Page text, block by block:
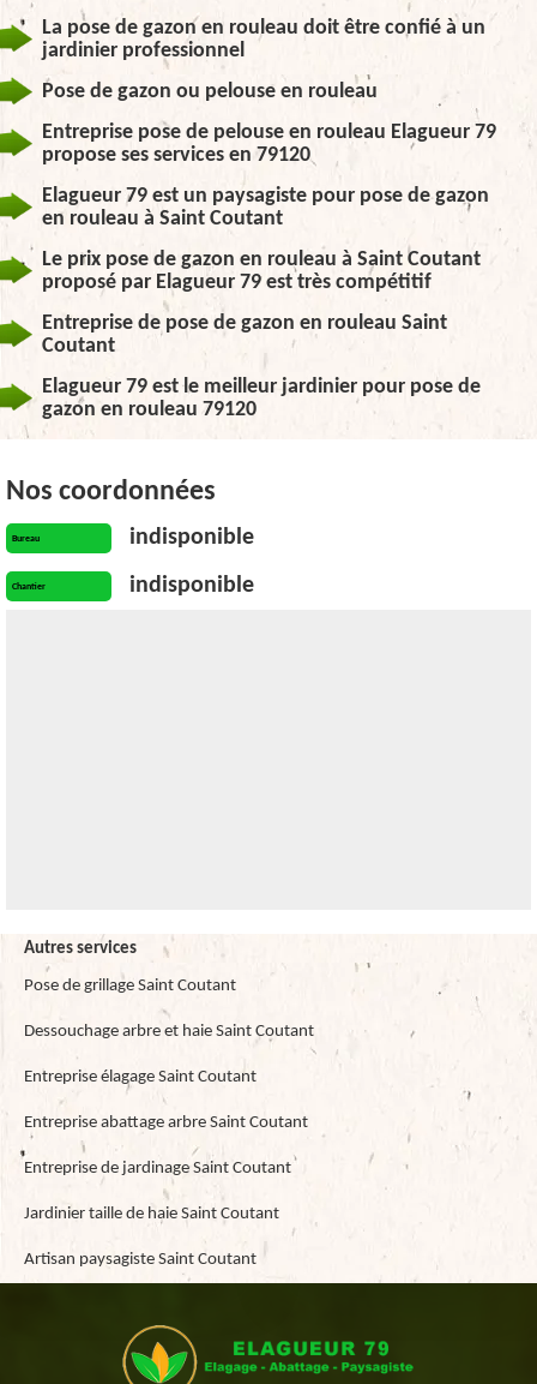
La pose de gazon en rouleau doit être confié à un
jardinier professionnel
Pose de gazon ou pelouse en rouleau
Entreprise pose de pelouse en rouleau Elagueur 79
propose ses services en 79120
Elagueur 79 est un paysagiste pour pose de gazon
en rouleau à Saint Coutant
Le prix pose de gazon en rouleau à Saint Coutant
proposé par Elagueur 79 est très compétitif
Entreprise de pose de gazon en rouleau Saint
Coutant
Elagueur 79 est le meilleur jardinier pour pose de
gazon en rouleau 79120
Nos coordonnées
Bureau indisponible
Chantier indisponible
Autres services
Pose de grillage Saint Coutant
Dessouchage arbre et haie Saint Coutant
Entreprise élagage Saint Coutant
Entreprise abattage arbre Saint Coutant
Entreprise de jardinage Saint Coutant
Jardinier taille de haie Saint Coutant
Artisan paysagiste Saint Coutant